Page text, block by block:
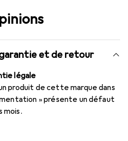
et de retour
légale
produit de cette marque dans
» présente un défaut
mois.